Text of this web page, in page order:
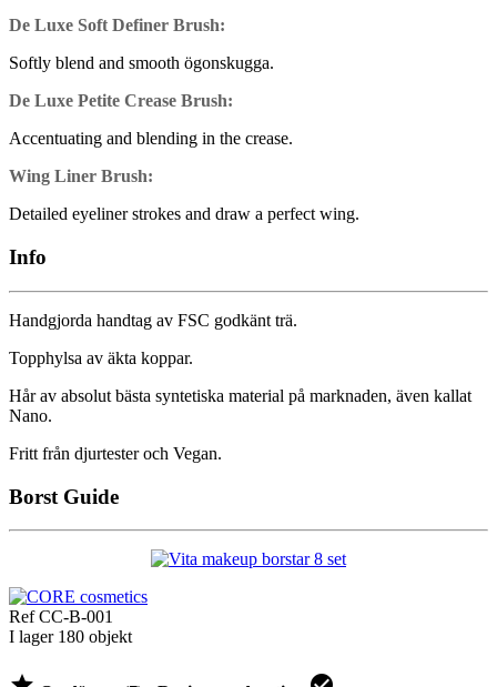
De Luxe Soft Definer Brush:
Softly blend and smooth ögonskugga.
De Luxe Petite Crease Brush:
Accentuating and blending in the crease.
Wing Liner Brush:
Detailed eyeliner strokes and draw a perfect wing.
Info
Handgjorda handtag av FSC godkänt trä.
Topphylsa av äkta koppar.
Hår av absolut bästa syntetiska material på marknaden, även kallat
Nano.
Fritt från djurtester och Vegan.
Borst Guide
RefCC-B-001
I lager 180 objekt